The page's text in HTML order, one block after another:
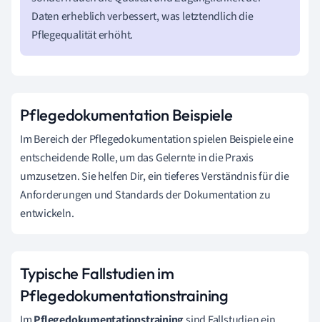
Daten erheblich verbessert, was letztendlich die
Pflegequalität erhöht.
Pflegedokumentation Beispiele
Im Bereich der Pflegedokumentation spielen Beispiele eine
entscheidende Rolle, um das Gelernte in die Praxis
umzusetzen. Sie helfen Dir, ein tieferes Verständnis für die
Anforderungen und Standards der Dokumentation zu
entwickeln.
Typische Fallstudien im
Pflegedokumentationstraining